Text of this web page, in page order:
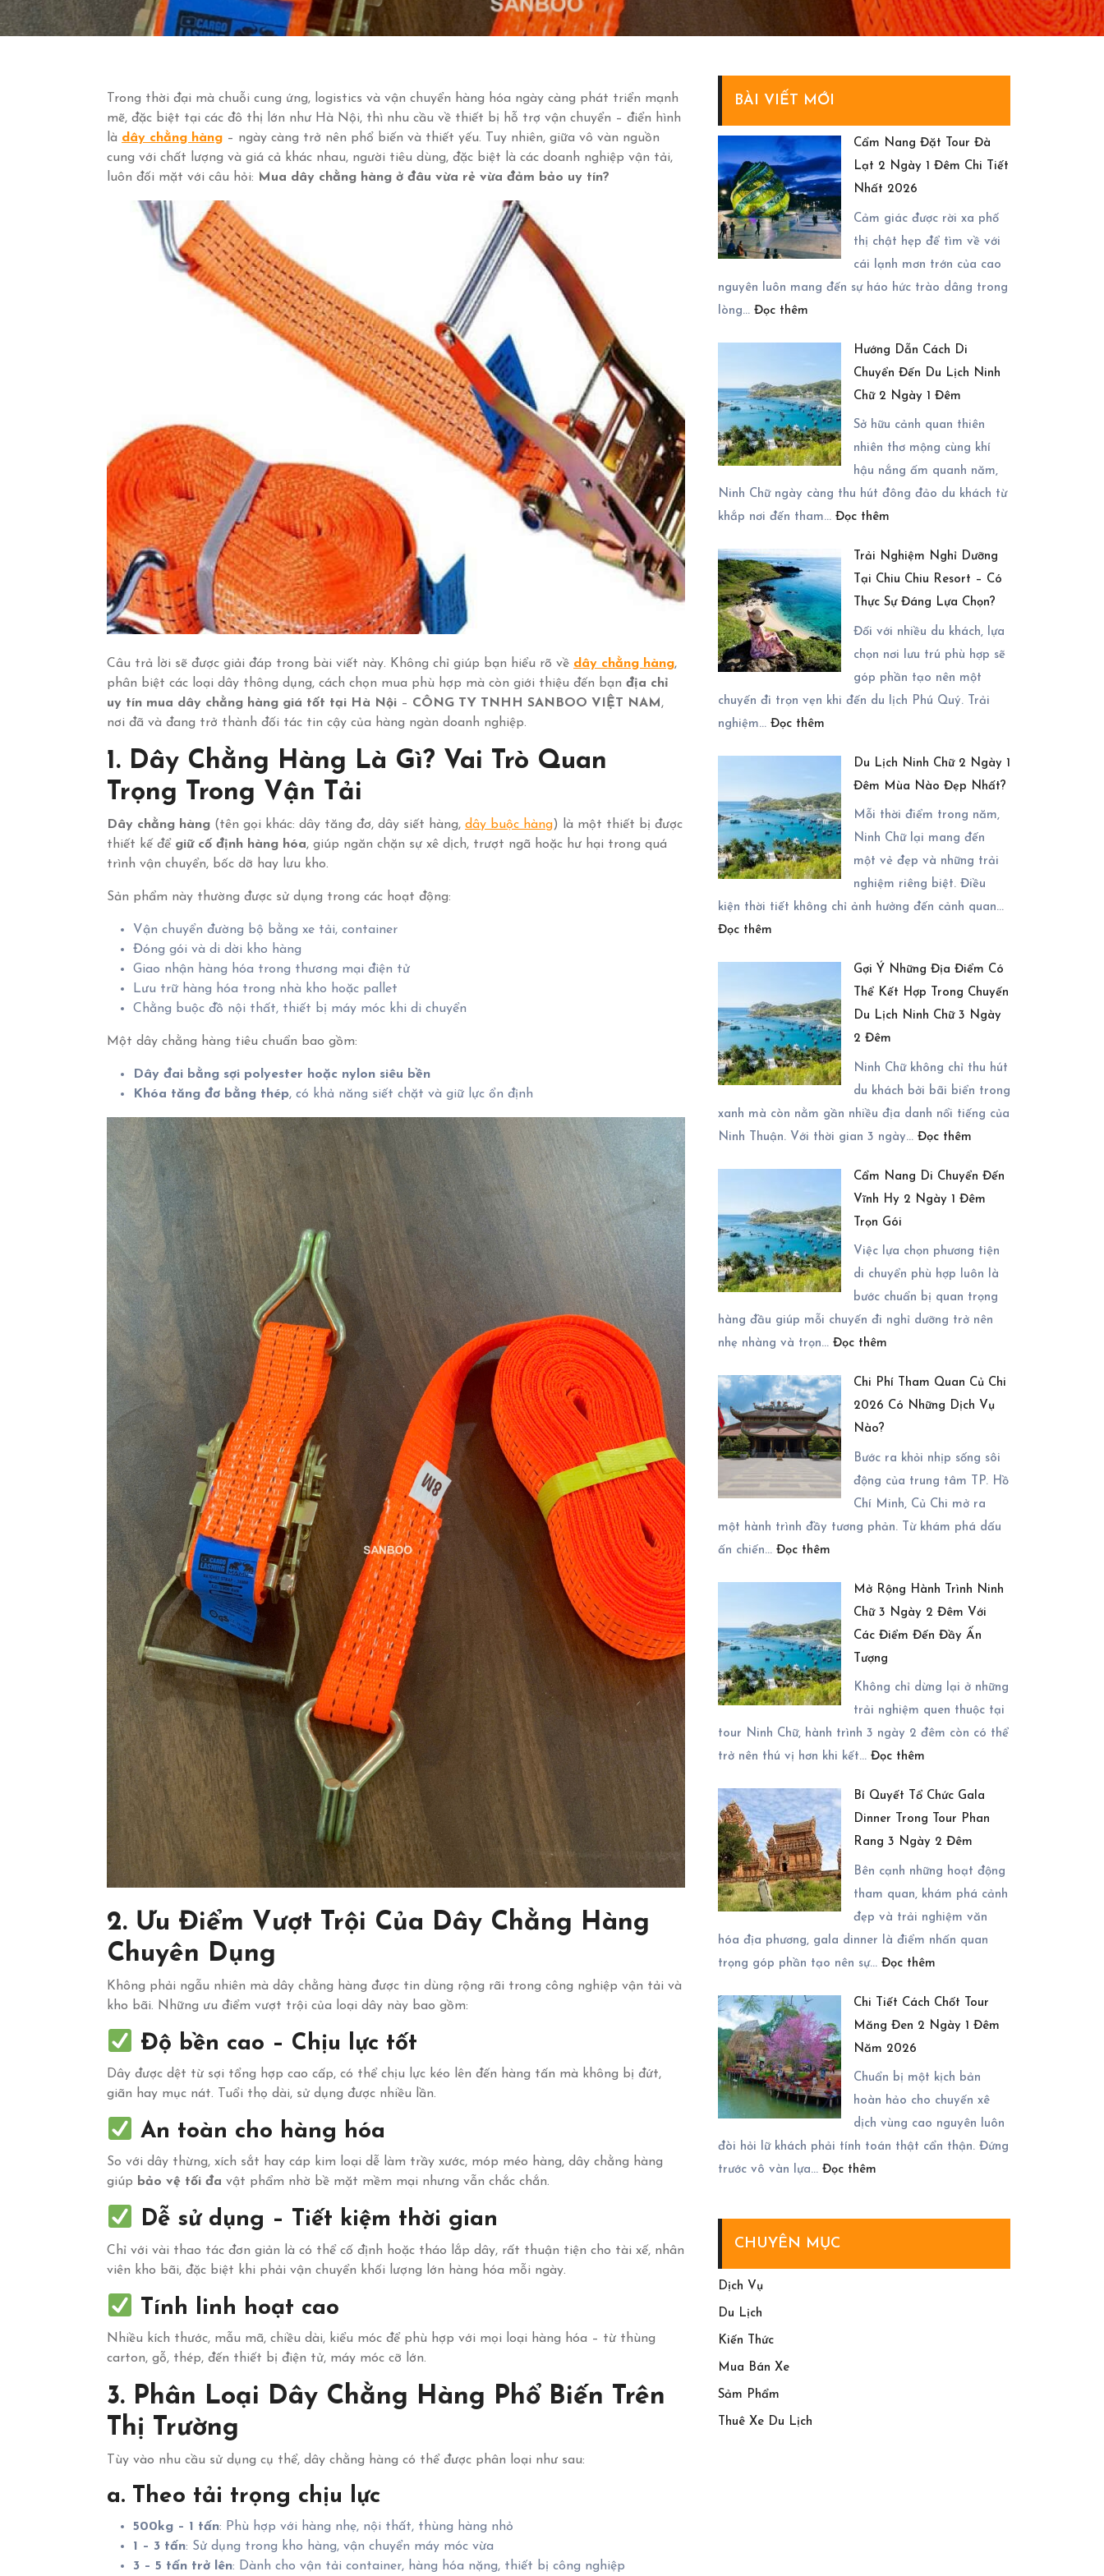
Trong thời đại mà chuỗi cung ứng, logistics và vận chuyển hàng hóa ngày càng phát triển mạnh
mẽ, đặc biệt tại các đô thị lớn như Hà Nội, thì nhu cầu về thiết bị hỗ trợ vận chuyển – điển hình
là dây chằng hàng – ngày càng trở nên phổ biến và thiết yếu. Tuy nhiên, giữa vô vàn nguồn
cung với chất lượng và giá cả khác nhau, người tiêu dùng, đặc biệt là các doanh nghiệp vận tải,
luôn đối mặt với câu hỏi: Mua dây chằng hàng ở đâu vừa rẻ vừa đảm bảo uy tín?
Câu trả lời sẽ được giải đáp trong bài viết này. Không chỉ giúp bạn hiểu rõ về dây chằng hàng,
phân biệt các loại dây thông dụng, cách chọn mua phù hợp mà còn giới thiệu đến bạn địa chỉ
uy tín mua dây chằng hàng giá tốt tại Hà Nội – CÔNG TY TNHH SANBOO VIỆT NAM ,
nơi đã và đang trở thành đối tác tin cậy của hàng ngàn doanh nghiệp.
1. Dây Chằng Hàng Là Gì? Vai Trò Quan
Trọng Trong Vận Tải
Dây chằng hàng (tên gọi khác: dây tăng đơ, dây siết hàng, dây buộc hàng) là một thiết bị được
thiết kế để giữ cố định hàng hóa, giúp ngăn chặn sự xê dịch, trượt ngã hoặc hư hại trong quá
trình vận chuyển, bốc dỡ hay lưu kho.
Sản phẩm này thường được sử dụng trong các hoạt động:
Vận chuyển đường bộ bằng xe tải, container
Đóng gói và di dời kho hàng
Giao nhận hàng hóa trong thương mại điện tử
Lưu trữ hàng hóa trong nhà kho hoặc pallet
Chằng buộc đồ nội thất, thiết bị máy móc khi di chuyển
Một dây chằng hàng tiêu chuẩn bao gồm:
Dây đai bằng sợi polyester hoặc nylon siêu bền
Khóa tăng đơ bằng thép, có khả năng siết chặt và giữ lực ổn định
2. Ưu Điểm Vượt Trội Của Dây Chằng Hàng
Chuyên Dụng
Không phải ngẫu nhiên mà dây chằng hàng được tin dùng rộng rãi trong công nghiệp vận tải và
kho bãi. Những ưu điểm vượt trội của loại dây này bao gồm:
Độ bền cao – Chịu lực tốt
Dây được dệt từ sợi tổng hợp cao cấp, có thể chịu lực kéo lên đến hàng tấn mà không bị đứt,
giãn hay mục nát. Tuổi thọ dài, sử dụng được nhiều lần.
An toàn cho hàng hóa
So với dây thừng, xích sắt hay cáp kim loại dễ làm trầy xước, móp méo hàng, dây chằng hàng
giúp bảo vệ tối đa vật phẩm nhờ bề mặt mềm mại nhưng vẫn chắc chắn.
Dễ sử dụng – Tiết kiệm thời gian
Chỉ với vài thao tác đơn giản là có thể cố định hoặc tháo lắp dây, rất thuận tiện cho tài xế, nhân
viên kho bãi, đặc biệt khi phải vận chuyển khối lượng lớn hàng hóa mỗi ngày.
Tính linh hoạt cao
Nhiều kích thước, mẫu mã, chiều dài, kiểu móc để phù hợp với mọi loại hàng hóa – từ thùng
carton, gỗ, thép, đến thiết bị điện tử, máy móc cỡ lớn.
3. Phân Loại Dây Chằng Hàng Phổ Biến Trên
Thị Trường
Tùy vào nhu cầu sử dụng cụ thể, dây chằng hàng có thể được phân loại như sau:
a. Theo tải trọng chịu lực
500kg – 1 tấn: Phù hợp với hàng nhẹ, nội thất, thùng hàng nhỏ
1 – 3 tấn: Sử dụng trong kho hàng, vận chuyển máy móc vừa
3 – 5 tấn trở lên: Dành cho vận tải container, hàng hóa nặng, thiết bị công nghiệp
BÀI VIẾT MỚI
Cẩm Nang Đặt Tour Đà
Lạt 2 Ngày 1 Đêm Chi Tiết
Nhất 2026
Cảm giác được rời xa phố
thị chật hẹp để tìm về với
cái lạnh mơn trớn của cao
nguyên luôn mang đến sự háo hức trào dâng trong
lòng… Đọc thêm
Đặt
Tour
Đà
Lạt
Ngày
1
Chi
Tiết
Nhất
2026
Hướng Dẫn Cách Di
Chuyển Đến Du Lịch Ninh
Chữ 2 Ngày 1 Đêm
Sở hữu cảnh quan thiên
nhiên thơ mộng cùng khí
hậu nắng ấm quanh năm,
Ninh Chữ ngày càng thu hút đông đảo du khách từ
khắp nơi đến tham… Đọc thêm
Dẫn
Cách
Di
Chuyển
Đến
Du
Lịch
2
Ngày
1
Đêm
Trải Nghiệm Nghỉ Dưỡng
Tại Chiu Chiu Resort – Có
Thực Sự Đáng Lựa Chọn?
Đối với nhiều du khách, lựa
chọn nơi lưu trú phù hợp sẽ
góp phần tạo nên một
chuyến đi trọn vẹn khi đến du lịch Phú Quý. Trải
nghiệm… Đọc thêm
Nghiệm
Nghỉ
Dưỡng
Tại
Chiu
Resort
Sự
Đáng
Lựa
Chọn?
Du Lịch Ninh Chữ 2 Ngày 1
Đêm Mùa Nào Đẹp Nhất?
Mỗi thời điểm trong năm,
Ninh Chữ lại mang đến
một vẻ đẹp và những trải
nghiệm riêng biệt. Điều
kiện thời tiết không chỉ ảnh hưởng đến cảnh quan…
Đọc thêm
Chữ
2
Ngày
Đêm
Mùa
Gợi Ý Những Địa Điểm Có
Thể Kết Hợp Trong Chuyến
Du Lịch Ninh Chữ 3 Ngày
2 Đêm
Ninh Chữ không chỉ thu hút
du khách bởi bãi biển trong
xanh mà còn nằm gần nhiều địa danh nổi tiếng của
Ninh Thuận. Với thời gian 3 ngày… Đọc thêm
Ý
Những
Điểm
Có
Thể
Kết
Chuyến
Du
Ninh
Chữ
3
Ngày
Cẩm Nang Di Chuyển Đến
Vĩnh Hy 2 Ngày 1 Đêm
Trọn Gói
Việc lựa chọn phương tiện
di chuyển phù hợp luôn là
bước chuẩn bị quan trọng
hàng đầu giúp mỗi chuyến đi nghỉ dưỡng trở nên
nhẹ nhàng và trọn… Đọc thêm
Nang
Di
Đến
Vĩnh
Hy
2
Đêm
Trọn
Gói
Chi Phí Tham Quan Củ Chi
2026 Có Những Dịch Vụ
Nào?
Bước ra khỏi nhịp sống sôi
động của trung tâm TP. Hồ
Chí Minh, Củ Chi mở ra
một hành trình đầy tương phản. Từ khám phá dấu
ấn chiến… Đọc thêm
Tham
Quan
Củ
Chi
2026
Có
Những
Vụ
Nào?
Mở Rộng Hành Trình Ninh
Chữ 3 Ngày 2 Đêm Với
Các Điểm Đến Đầy Ấn
Tượng
Không chỉ dừng lại ở những
trải nghiệm quen thuộc tại
tour Ninh Chữ, hành trình 3 ngày 2 đêm còn có thể
trở nên thú vị hơn khi kết… Đọc thêm
Rộng
Hành
Trình
Ninh
Chữ
3
Ngày
2
Với
Các
Đến
Đầy
Ấn
Tượng
Bí Quyết Tổ Chức Gala
Dinner Trong Tour Phan
Rang 3 Ngày 2 Đêm
Bên cạnh những hoạt động
tham quan, khám phá cảnh
đẹp và trải nghiệm văn
hóa địa phương, gala dinner là điểm nhấn quan
trọng góp phần tạo nên sự… Đọc thêm
Quyết
Tổ
Gala
Dinner
Trong
Tour
Chi Tiết Cách Chốt Tour
Măng Đen 2 Ngày 1 Đêm
Năm 2026
Chuẩn bị một kịch bản
hoàn hảo cho chuyến xê
dịch vùng cao nguyên luôn
đòi hỏi lữ khách phải tính toán thật cẩn thận. Đứng
trước vô vàn lựa… Đọc thêm
CHUYÊN MỤC
Dịch Vụ
Du Lịch
Kiến Thức
Mua Bán Xe
Sảm Phẩm
Thuê Xe Du Lịch